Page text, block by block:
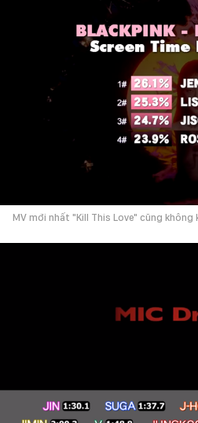
MV mới nhất "Kill This Love" cũng không